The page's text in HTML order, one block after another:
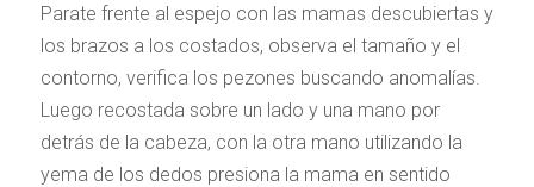
Parate frente al espejo con las mamas descubiertas y
los brazos a los costados, observa el tamaño y el
contorno, verifica los pezones buscando anomalías.
Luego recostada sobre un lado y una mano por
detrás de la cabeza, con la otra mano utilizando la
yema de los dedos presiona la mama en sentido